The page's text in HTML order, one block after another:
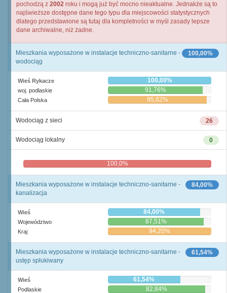
pochodzą z 2002 roku i mogą już być mocno nieaktualne. Jednakże są to
najświeższe dostępne dane tego typu dla miejscowości statystycznych
dlatego przedstawione są tutaj dla kompletności w myśl zasady lepsze
dane archiwalne, niż żadne.
100,00%
Mieszkania wyposażone w instalacje techniczno-sanitarne -
wodociąg
Wieś Rykacze 100,00%
woj. podlaskie 91,76%
Cała Polska 95,62%
26
Wodociąg z sieci
0
Wodociąg lokalny
100,0%
84,00%
Mieszkania wyposażone w instalacje techniczno-sanitarne -
kanalizacja
Wieś 84,00%
Województwo 87,51%
Kraj 94,20%
61,54%
Mieszkania wyposażone w instalacje techniczno-sanitarne -
ustęp spłukiwany
Wieś 61,54%
Podlaskie 82,84%